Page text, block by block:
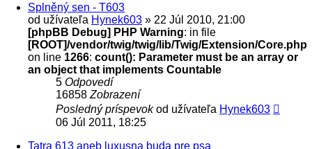
Splněný sen - T603
od užívateľa Hynek603 » 22 Júl 2010, 21:00
[phpBB Debug] PHP Warning: in file
[ROOT]/vendor/twig/twig/lib/Twig/Extension/Core.php
on line 1266: count(): Parameter must be an array or
an object that implements Countable
5 Odpovedí
16858 Zobrazení
Posledný príspevokod užívateľa Hynek603
06 Júl 2011, 18:25
Tatra 613 aneb luxusna buda pre psa